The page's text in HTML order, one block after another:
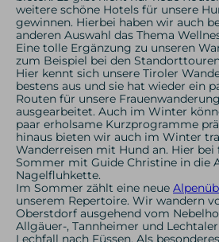
weitere schöne Hotels für unsere
gewinnen. Hierbei haben wir auch
anderen Auswahl das Thema
Eine tolle Ergänzung zu unseren
zum Beispiel bei den
Hier kennt sich unsere Tiroler
bestens aus und sie hat wieder ein
Routen für unsere
ausgearbeitet. Auch im Winter
paar erholsame Kurzprogramme
hinaus bieten wir auch im Winter
Wanderreisen mit Hund an. Hier
Sommer mit Guide Christine in die
Nagelfluhkette.
Im Sommer zählt eine neue
unserem Repertoire. Wir wandern
Oberstdorf ausgehend vom
Allgäuer-, Tannheimer und
Lechfall nach Füssen. Als